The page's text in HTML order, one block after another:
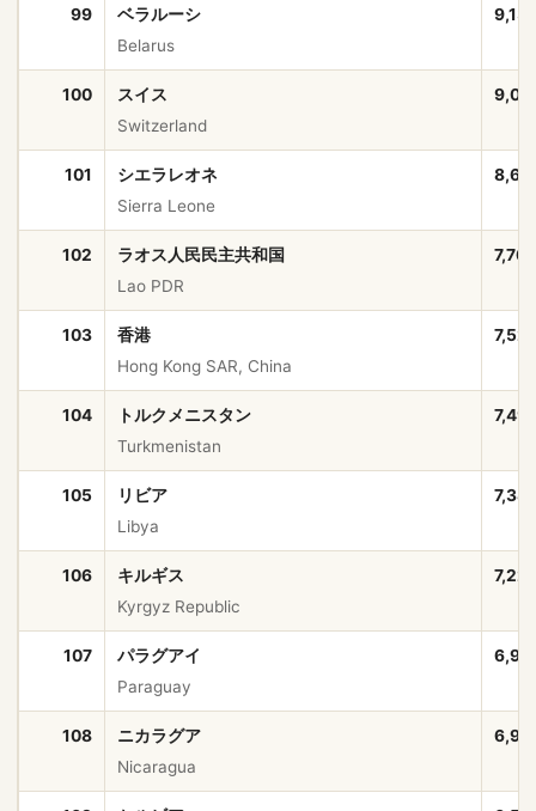
99
ベラルーシ
Belarus
100
スイス
Switzerland
101
シエラレオネ
Sierra Leone
102
ラオス人民民主共和国
Lao PDR
103
香港
Hong Kong SAR, China
104
トルクメニスタン
Turkmenistan
105
リビア
Libya
106
キルギス
Kyrgyz Republic
107
パラグアイ
Paraguay
108
ニカラグア
Nicaragua